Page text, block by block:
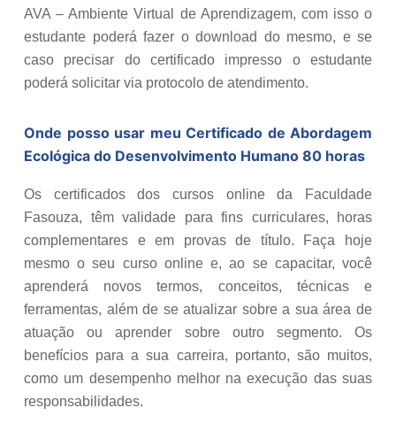
AVA – Ambiente Virtual de Aprendizagem, com isso o
estudante poderá fazer o download do mesmo, e se
caso precisar do certificado impresso o estudante
poderá solicitar via protocolo de atendimento.
Onde posso usar meu Certificado de Abordagem
Ecológica do Desenvolvimento Humano 80 horas
Os certificados dos cursos online da Faculdade
Fasouza, têm validade para fins curriculares, horas
complementares e em provas de título. Faça hoje
mesmo o seu curso online e, ao se capacitar, você
aprenderá novos termos, conceitos, técnicas e
ferramentas, além de se atualizar sobre a sua área de
atuação ou aprender sobre outro segmento. Os
benefícios para a sua carreira, portanto, são muitos,
como um desempenho melhor na execução das suas
responsabilidades.